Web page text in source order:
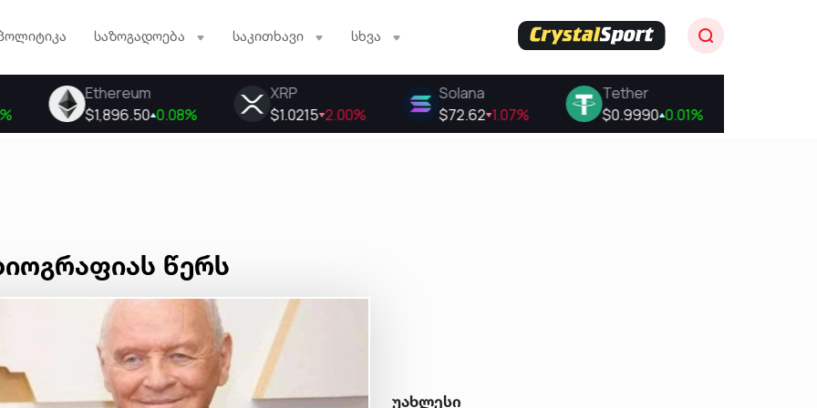
საზოგადოება საკითხავი სხვა
წერს
უახლესი